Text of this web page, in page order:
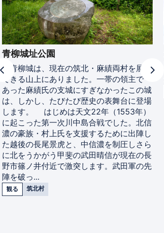
青柳城址公園
青柳城は、現在の筑北・麻績両村を展望
できる山上にありました。一帯の領主で
あった麻績氏の支城にすぎなかったこの城
は、しかし、たびたび歴史の表舞台に登場
します。 はじめは天文22年（1553年）
に起こった第一次川中島合戦でした。北信
濃の豪族・村上氏を支援するために出陣し
た越後の長尾景虎と、中信濃を制圧しさら
に北をうかがう甲斐の武田晴信が現在の長
野市篠ノ井付近で激突します。武田軍の先
陣を破っ...
観る 筑北村